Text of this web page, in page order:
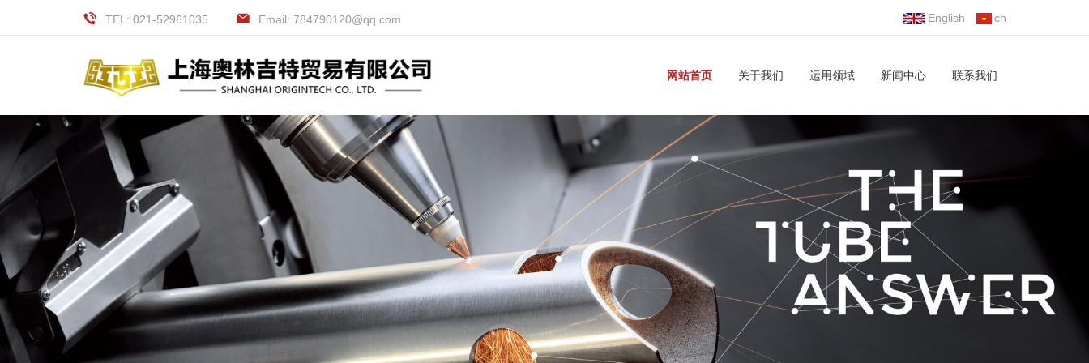
TEL: 021-52961035 Email: 784790120@qq.com English ch
网站首页 关于我们 运用领域 新闻中心 联系我们